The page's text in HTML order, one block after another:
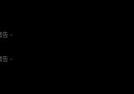
告 -
告 -